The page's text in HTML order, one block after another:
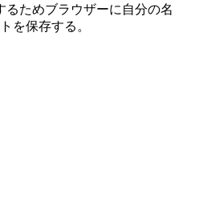
るためブラウザーに自分の名
を保存する。